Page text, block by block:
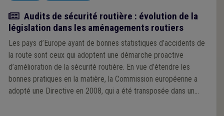
Actualité
Audits de sécurité routière : évolution de la
législation dans les aménagements routiers
Les pays d’Europe ayant de bonnes statistiques d’accidents de
la route sont ceux qui adoptent une démarche proactive
d’amélioration de la sécurité routière. En vue d’étendre les
bonnes pratiques en la matière, la Commission européenne a
adopté une Directive en 2008, qui a été transposée dans un